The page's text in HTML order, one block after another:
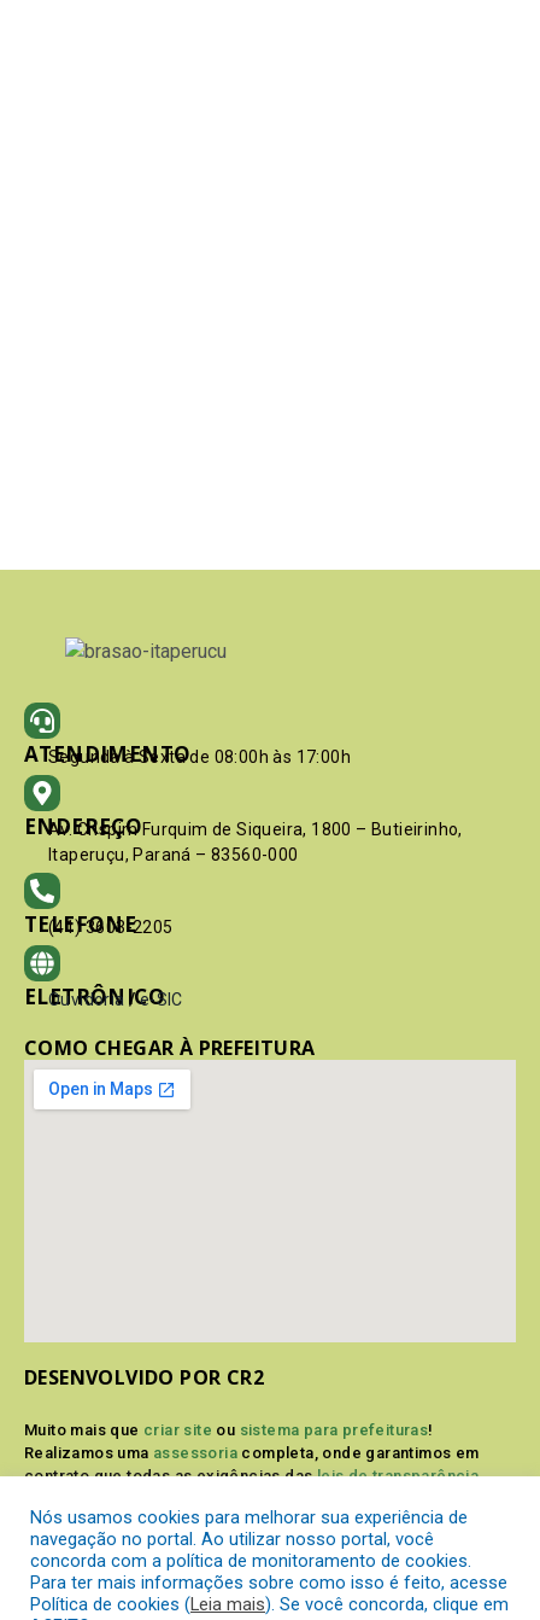
ATENDIMENTO
Segunda à Sexta de 08:00h às 17:00h
ENDEREÇO
Av. Crispim Furquim de Siqueira, 1800 – Butieirinho,
Itaperuçu, Paraná – 83560-000
TELEFONE
(41) 3603-2205
ELETRÔNICO
Ouvidoria / e-SIC
COMO CHEGAR À PREFEITURA
DESENVOLVIDO POR CR2
Muito mais que criar site ou sistema para prefeituras!
Realizamos uma assessoria completa, onde garantimos em
contrato que todas as exigências dasleis de transparência
Conheça oPNTPe oRadar da Transparência Pública
Nós usamos cookies para melhorar sua experiência de
navegação no portal. Ao utilizar nosso portal, você
concorda com a política de monitoramento de cookies.
Para ter mais informações sobre como isso é feito, acesse
Política de cookies (Leia mais). Se você concorda, clique em